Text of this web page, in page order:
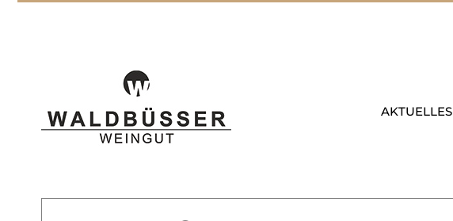
AKTUELLES